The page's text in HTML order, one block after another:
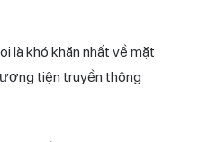
là khó khăn nhất về mặt
tiện truyền thông